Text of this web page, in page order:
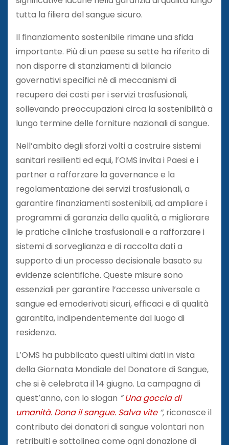
tutta la filiera del sangue sicuro.
Il finanziamento sostenibile rimane una sfida
importante. Più di un paese su sette ha riferito di
non disporre di stanziamenti di bilancio
governativi specifici né di meccanismi di
recupero dei costi per i servizi trasfusionali,
sollevando preoccupazioni circa la sostenibilità a
lungo termine delle forniture nazionali di sangue.
Nell’ambito degli sforzi volti a costruire sistemi
sanitari resilienti ed equi, l’OMS invita i Paesi e i
partner a rafforzare la governance e la
regolamentazione dei servizi trasfusionali, a
garantire finanziamenti sostenibili, ad ampliare i
programmi di garanzia della qualità, a migliorare
le pratiche cliniche trasfusionali e a rafforzare i
sistemi di sorveglianza e di raccolta dati a
supporto di un processo decisionale basato su
evidenze scientifiche. Queste misure sono
essenziali per garantire l’accesso universale a
sangue ed emoderivati ​​sicuri, efficaci e di qualità
garantita, indipendentemente dal luogo di
residenza.
L’OMS ha pubblicato questi ultimi dati in vista
della Giornata Mondiale del Donatore di Sangue,
che si è celebrata il 14 giugno. La campagna di
quest’anno, con lo slogan ”Una goccia di
umanità. Dona il sangue. Salva vite“, riconosce il
contributo dei donatori di sangue volontari non
retribuiti e sottolinea come ogni donazione di